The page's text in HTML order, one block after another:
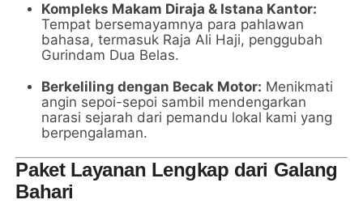
Kompleks Makam Diraja & Istana Kantor:
Tempat bersemayamnya para pahlawan
bahasa, termasuk Raja Ali Haji, penggubah
Gurindam Dua Belas.
Berkeliling dengan Becak Motor: Menikmati
angin sepoi-sepoi sambil mendengarkan
narasi sejarah dari pemandu lokal kami yang
berpengalaman.
Paket Layanan Lengkap dari Galang
Bahari